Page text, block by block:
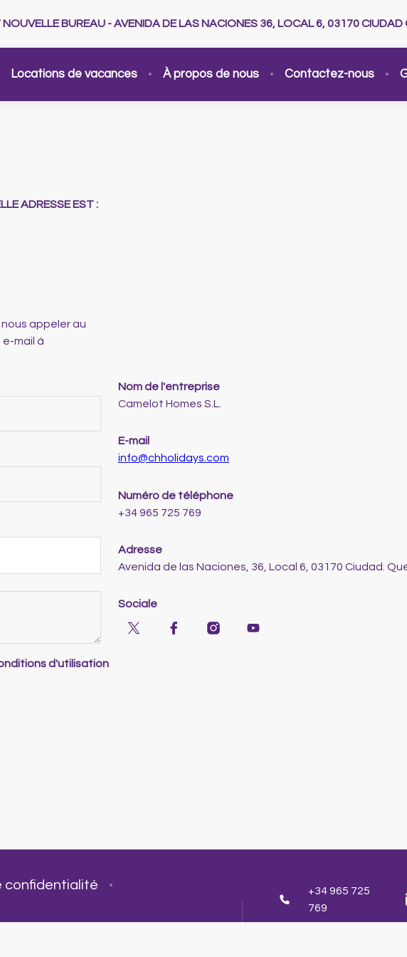
BUREAU - AVENIDA DE LAS NACIONES 36, LOCAL 6, 03170
Locations de vacances À propos de nous Contactez-nous
ADRESSE EST :
appeler au
mail à
Nom de l'entreprise
Camelot Homes S.L.
E-mail
info@chholidays.com
Numéro de téléphone
+34 965 725 769
Adresse
Avenida de las Naciones, 36, Local 6, 03170 Ciudad.
Sociale
d'utilisation
confidentialité
+34 965 725
769